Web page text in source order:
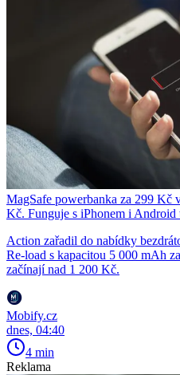
MagSafe powerbanka za 299 Kč
Kč. Funguje s iPhonem i Android
Action zařadil do nabídky
Re-load s kapacitou 5 000 mAh
začínají nad 1 200 Kč.
Mobify.cz
dnes, 04:40
4 min
Reklama